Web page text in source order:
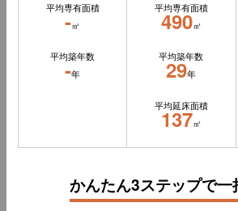
平均専有面積
-㎡
平均築年数
-年
平均専有面積
490㎡
平均築年数
29年
平均延床面積
137㎡
かんたん3ステップで一